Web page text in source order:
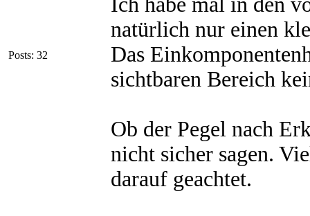
Posts: 32
natürlich nur einen
Das
sichtbaren Bereich
Ob der Pegel nach
nicht sicher sagen.
darauf geachtet.